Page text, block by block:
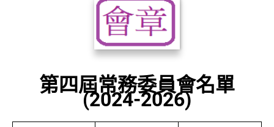
第四屆常務委員會名單
(2024-2026)